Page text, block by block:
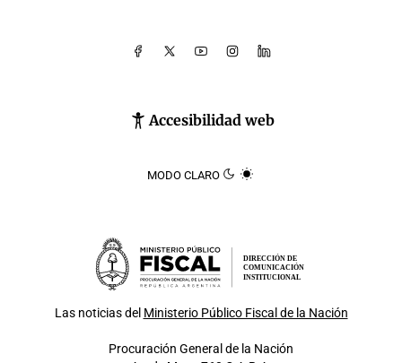
Accesibilidad web
MODO CLARO
DIRECCIÓN DE
COMUNICACIÓN
INSTITUCIONAL
Las noticias del Ministerio Público Fiscal de la Nación
Procuración General de la Nación